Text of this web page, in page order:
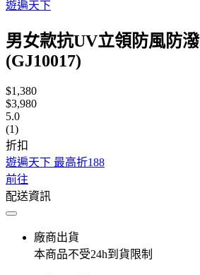
遊遍天下
男女款抗UV立領防風防
(GJ10017)
$1,380
$3,980
5.0
(1)
折扣
遊遍天下 最高折188
前往
配送資訊
廠商出貨
本商品不受24h到貨限制